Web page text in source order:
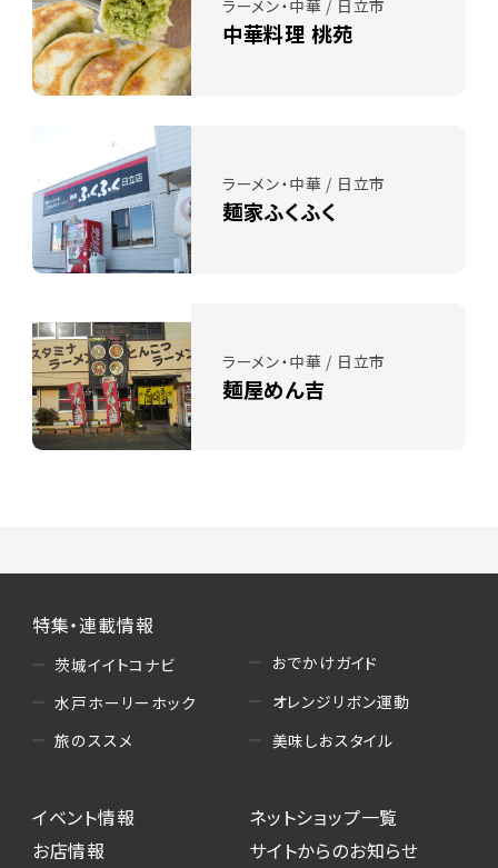
ラーメン・中華 / 日立市
中華料理 桃苑
ラーメン・中華 / 日立市
麺家ふくふく
ラーメン・中華 / 日立市
麺屋めん吉
特集・連載情報
茨城イイトコナビ
水戸ホーリーホック
旅のススメ
おでかけガイド
オレンジリボン運動
美味しおスタイル
イベント情報
お店情報
ネットショップ一覧
サイトからのお知らせ